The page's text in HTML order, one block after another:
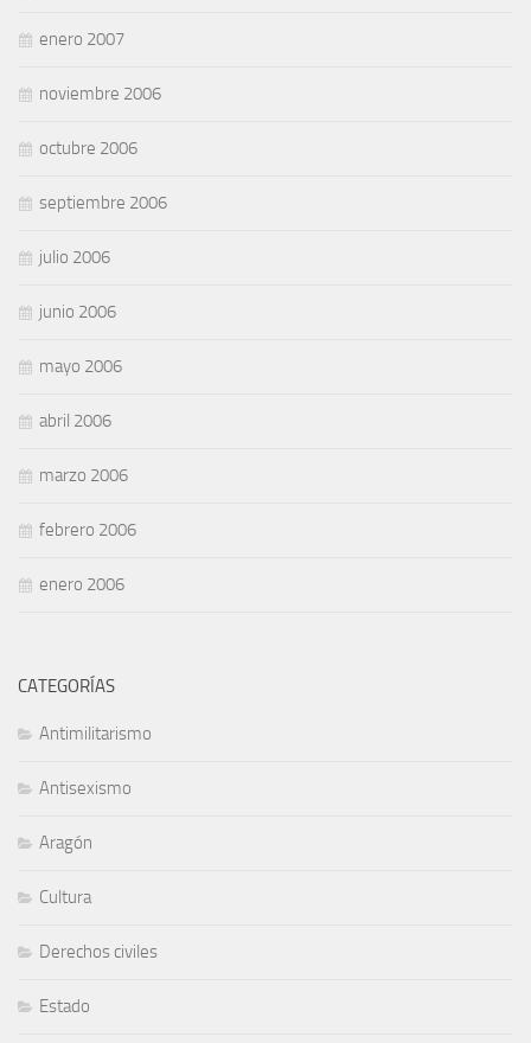
enero 2007
noviembre 2006
octubre 2006
septiembre 2006
julio 2006
junio 2006
mayo 2006
abril 2006
marzo 2006
febrero 2006
enero 2006
CATEGORÍAS
Antimilitarismo
Antisexismo
Aragón
Cultura
Derechos civiles
Estado